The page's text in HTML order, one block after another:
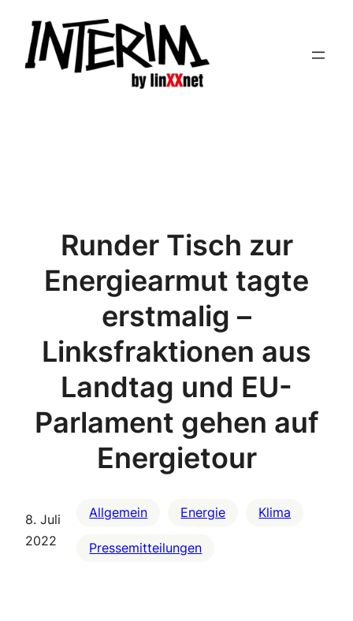
Inhalt
springen
Runder Tisch zur
Energiearmut tagte
erstmalig –
Linksfraktionen aus
Landtag und EU-
Parlament gehen auf
Energietour
8. Juli
2022
Allgemein Energie Klima
Pressemitteilungen